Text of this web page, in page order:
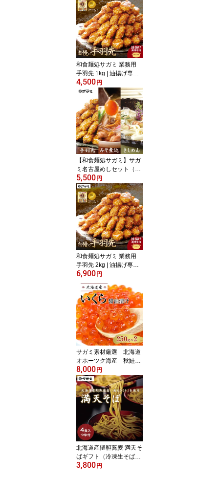
げ 名古屋 名物 お取寄せ
グルメ ギフト 冷凍 【手
羽先サミット殿堂入り】
【2026年3月 ジャパン
フードセレクション グ
ランプリ受賞】
和食麺処サガミ 業務用
手羽先 1kg | 油揚げ専用
たれ付 送料無料 熨斗対
応 | 手羽中 鶏手羽 からあ
げ 名古屋 名物 お取寄せ
グルメ ギフト 冷凍 【手
羽先サミット殿堂入り】
2026年3月 ジャパンフー
ドセレクション グランプ
リ受賞!!
4,500 円
【和食麺処サガミ】サガ
ミ名古屋めしセット（手
羽先 20本・みそ煮込 2人
前・きしめん 4人前）
【送料無料】【名古屋名
物 名古屋土産 名古屋 め
し 名古屋飯】【ギフト
送料無料 のし対応 のし
記名可能】 お得 手打ち
本格 冷凍 プレゼント 贈
り物
5,500 円
和食麺処サガミ 業務用
手羽先 2kg | 油揚げ専
用 たれ付 送料無料 熨
斗対応 | 手羽中 鶏手羽 か
らあげ 名古屋 名物 お取
寄せ グルメ ギフト 冷凍
【手羽先サミット殿堂
入】【2026年3月ジャパ
ンフードセレクション
グランプリ受賞】
6,900 円
サガミ素材厳選 北海道
オホーツク海産 秋鮭の
いくら醤油漬け500g 北
海道 オホーツク 秋
鮭 国内加工 和食麺処
サガミ たっぷり 海
鮮 新鮮 魚卵 少量タ
イプ 便利 高級食材
簡単便利 お歳暮
8,000 円
北海道産韃靼蕎麦 満天そ
ばギフト（冷凍生そば・
ストレートつゆ付） サガ
3,800 円